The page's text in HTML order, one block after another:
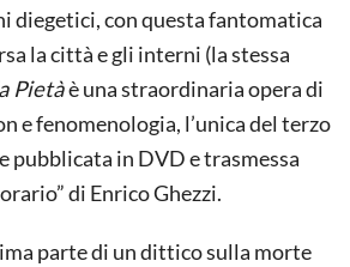
diegetici, con questa fantomatica
la città e gli interni (la stessa
Pietàè una straordinaria opera di
e fenomenologia, l’unica del terzo
pubblicata in DVD e trasmessa
di Enrico Ghezzi.
parte di un dittico sulla morte